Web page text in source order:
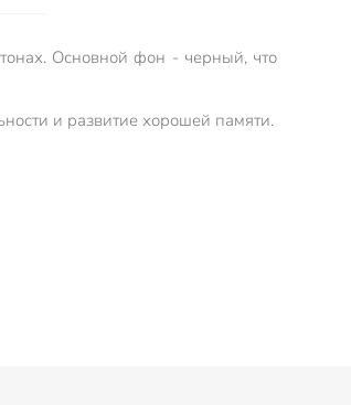
Основной фон - черный, что
и развитие хорошей памяти.